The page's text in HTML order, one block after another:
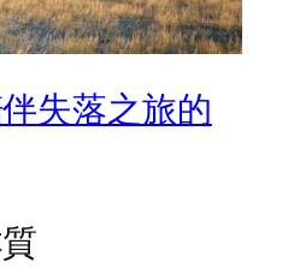
失落之旅的